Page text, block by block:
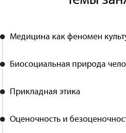
Медицина как феномен
Биосоциальная природа
Прикладная этика
Оценочность и